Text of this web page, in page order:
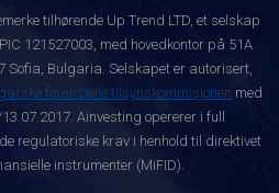
tilhørende Up Trend LTD, et selskap
121527003, med hovedkontor på 51A
Sofia, Bulgaria. Selskapet er autorisert,
finansielle tilsynskommisjonen med
Ainvesting opererer i full
regulatoriske krav i henhold til direktivet
instrumenter (MiFID).